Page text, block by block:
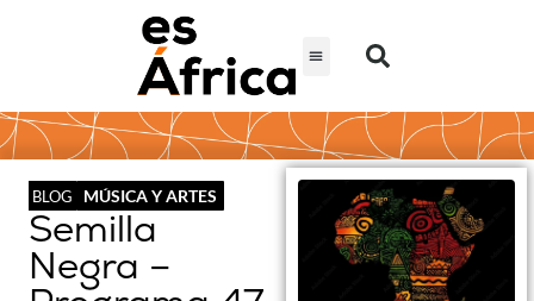
BLOG MÚSICA Y ARTES
Semilla
Negra –